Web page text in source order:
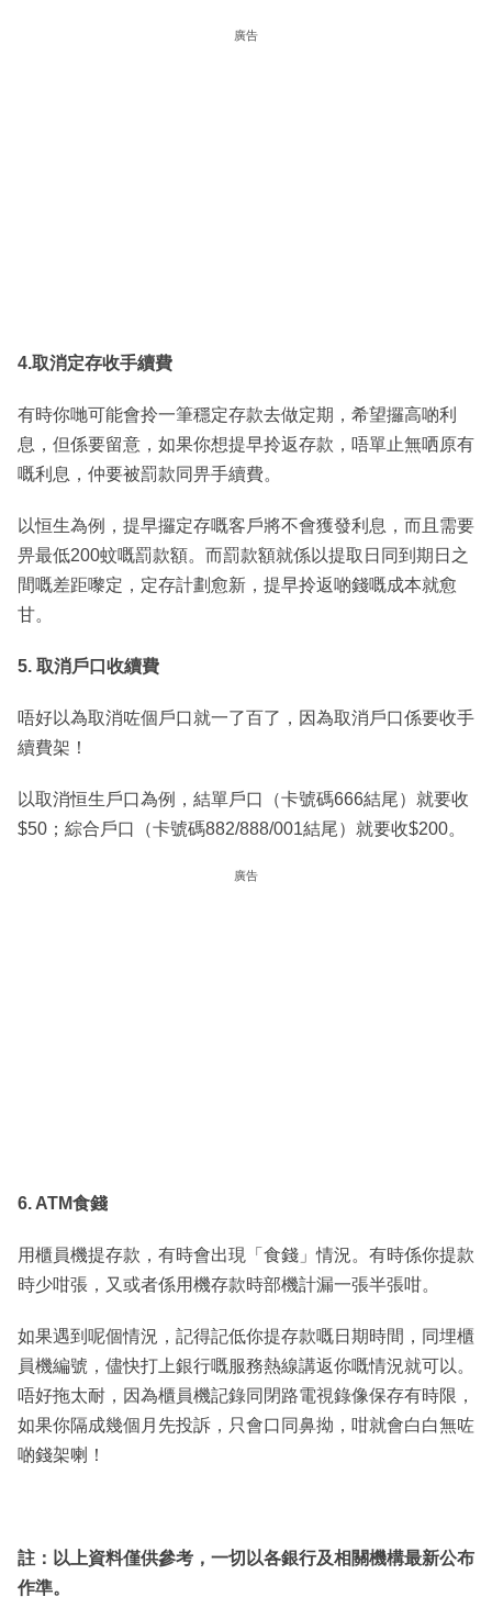
廣告
4.取消定存收手續費
有時你哋可能會拎一筆穩定存款去做定期，希望攞高啲利
息，但係要留意，如果你想提早拎返存款，唔單止無哂原有
嘅利息，仲要被罰款同畀手續費。
以恒生為例，提早攞定存嘅客戶將不會獲發利息，而且需要
畀最低200蚊嘅罰款額。而罰款額就係以提取日同到期日之
間嘅差距嚟定，定存計劃愈新，提早拎返啲錢嘅成本就愈
甘。
5. 取消戶口收續費
唔好以為取消咗個戶口就一了百了，因為取消戶口係要收手
續費架！
以取消恒生戶口為例，結單戶口（卡號碼666結尾）就要收
$50；綜合戶口（卡號碼882/888/001結尾）就要收$200。
廣告
6. ATM食錢
用櫃員機提存款，有時會出現「食錢」情況。有時係你提款
時少咁張，又或者係用機存款時部機計漏一張半張咁。
如果遇到呢個情況，記得記低你提存款嘅日期時間，同埋櫃
員機編號，儘快打上銀行嘅服務熱線講返你嘅情況就可以。
唔好拖太耐，因為櫃員機記錄同閉路電視錄像保存有時限，
如果你隔成幾個月先投訴，只會口同鼻拗，咁就會白白無咗
啲錢架喇！
註：以上資料僅供參考，一切以各銀行及相關機構最新公布
作準。